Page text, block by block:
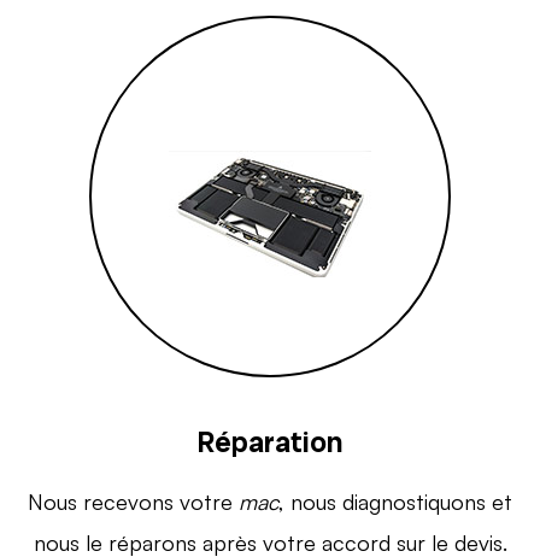
Réparation
Nous recevons votre mac, nous diagnostiquons et
nous le réparons après votre accord sur le devis.